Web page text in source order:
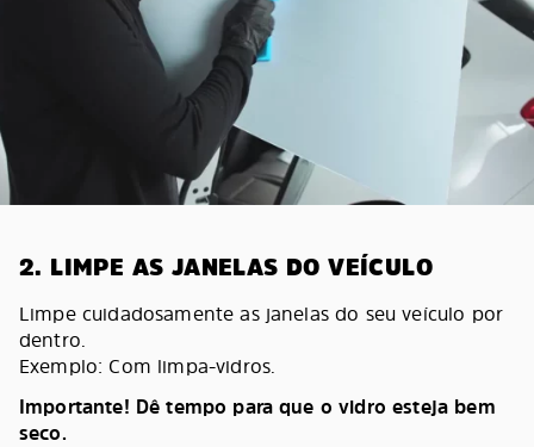
2. LIMPE AS JANELAS DO VEÍCULO
Limpe cuidadosamente as janelas do seu veículo por
dentro.
Exemplo: Com limpa-vidros.
Importante! Dê tempo para que o vidro esteja bem
seco.